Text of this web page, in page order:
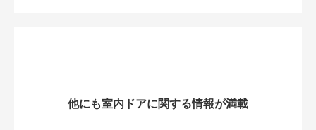
他にも室内ドアに関する情報が満載